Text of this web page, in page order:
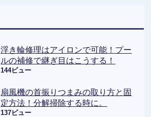
浮き輪修理はアイロンで可能！プー
ルの補修で継ぎ目はこうする！
144ビュー
扇風機の首振りつまみの取り方と固
定方法！分解掃除する時に。
137ビュー